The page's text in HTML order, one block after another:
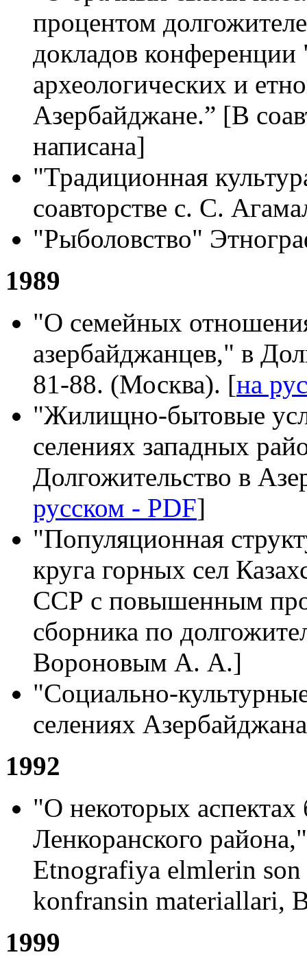
процентом
докладов конференции
археологических и
Азербайджане.” [В
написана]
"Традиционная
соавторстве с. С.
"Рыболовство"
1989
"О семейных
азербайджанцев," в
81-88. (Москва). [на
"Жилищно-бытовые
селениях западных
Долгожительство в
русском - PDF]
"Популяционная
круга горных сел
ССР с повышенным
сборника по
Вороновым А. А.]
"Социально-
селениях
1992
"О некоторых аспектах
Ленкоранского
Etnografiya elmlerin
konfransin materiallari,
1999